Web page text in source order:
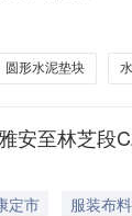
XJ-2026-445尊
圆形水泥垫块
安至林芝
定市
服装布料